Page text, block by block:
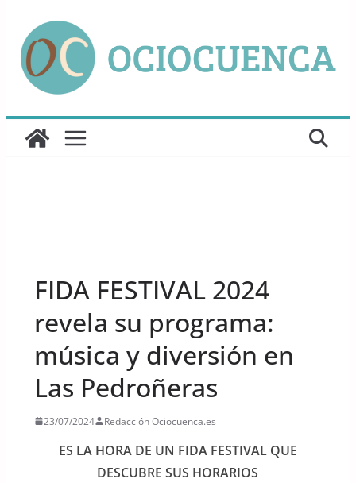
contenido
FIDA FESTIVAL 2024
revela su programa:
música y diversión en
Las Pedroñeras
23/07/2024 Redacción Ociocuenca.es
ES LA HORA DE UN FIDA FESTIVAL QUE
DESCUBRE SUS HORARIOS